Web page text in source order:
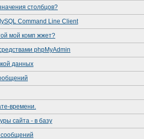
столбцов?
Command Line Client
мой комп жжет?
phpMyAdmin
данных
времени.
сайта - в базу
сообщений